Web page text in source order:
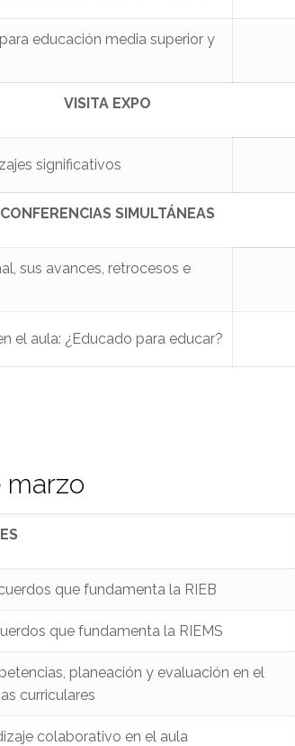
educación media superior y
VISITA EXPO
significativos
CONFERENCIAS SIMULTÁNEAS
sus avances, retrocesos e
el aula: ¿Educado para educar?
marzo
que fundamenta la RIEB
que fundamenta la RIEMS
planeación y evaluación en el
curriculares
colaborativo en el aula